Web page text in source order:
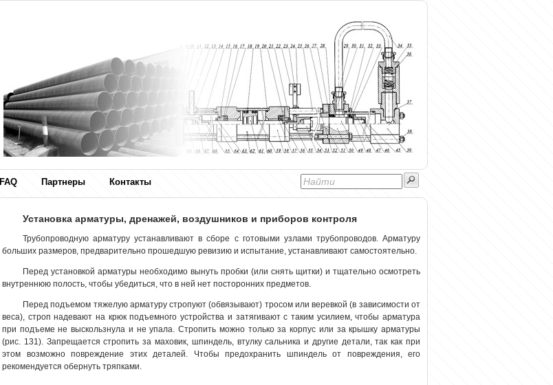
FAQ Партнеры Контакты
Установка арматуры, дренажей, воздушников и приборов контроля
Трубопроводную арматуру устанавливают в сборе с готовыми узлами трубопроводов. Арматуру
больших размеров, предварительно прошедшую ревизию и испытание, устанавливают самостоятельно.
Перед установкой арматуры необходимо вынуть пробки (или снять щитки) и тщательно осмотреть
внутреннюю полость, чтобы убедиться, что в ней нет посторонних предметов.
Перед подъемом тяжелую арматуру стропуют (обвязывают) тросом или веревкой (в зависимости от
веса), строп надевают на крюк подъемного устройства и затягивают с таким усилием, чтобы арматура
при подъеме не выскользнула и не упала. Стропить можно только за корпус или за крышку арматуры
(рис. 131). Запрещается стропить за маховик, шпиндель, втулку сальника и другие детали, так как при
этом возможно повреждение этих деталей. Чтобы предохранить шпиндель от повреждения, его
рекомендуется обернуть тряпками.